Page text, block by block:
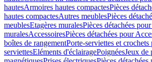
hautesArmoires hautes compactesPièces
hautes compactesAutres meublesPièces
meublesEtagères muralesPièces détachées
muralesAccessoiresPièces détachées pour
boîtes de rangementPorte-serviettes et crochets
serviettesEléments d'éclairagePoignéesJeux de